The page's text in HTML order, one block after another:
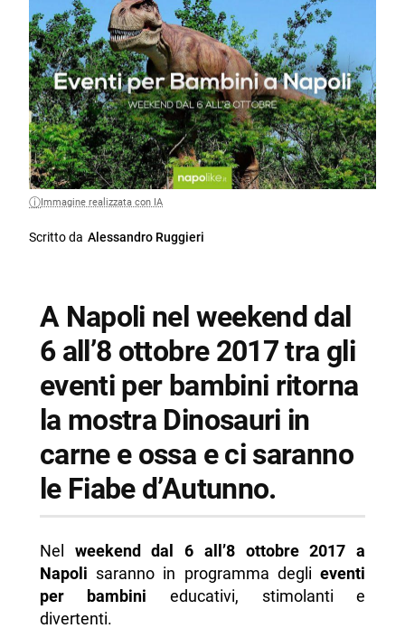
Immagine realizzata con IA
Scritto da Alessandro Ruggieri
A Napoli nel weekend dal
6 all’8 ottobre 2017 tra gli
eventi per bambini ritorna
la mostra Dinosauri in
carne e ossa e ci saranno
le Fiabe d’Autunno.
Nel weekend dal 6 all’8 ottobre 2017 a
Napoli saranno in programma deglieventi
per bambini educativi, stimolanti e
divertenti.